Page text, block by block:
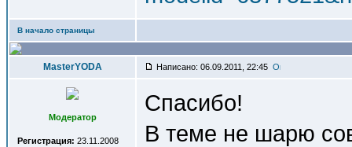
В начало страницы
MasterYODA Написано: 06.09.2011, 22:45
Модератор
Регистрация: 23.11.2008
Спасибо!
В теме не шарю